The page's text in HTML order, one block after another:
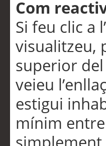
Com
Si feu clic a
visualitzeu,
superior
veieu
estigui
mínim